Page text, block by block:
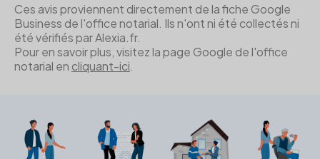
Ces avis proviennent directement de la fiche Google
Business de l'office notarial. Ils n'ont ni été collectés ni
été vérifiés par Alexia.fr.
Pour en savoir plus, visitez la page Google de l'office
notarial en cliquant-ici.